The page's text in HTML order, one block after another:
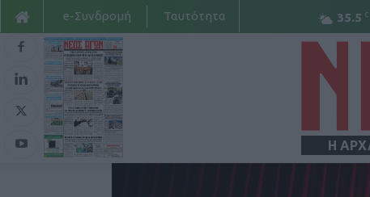
35.5 C
e-Συνδρομή Ταυτότητα
Η